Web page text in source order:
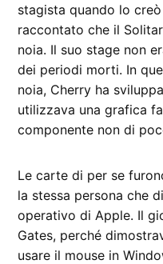
stagista quando lo creò
raccontato che il
noia. Il suo stage non
dei periodi morti. In
noia, Cherry ha
utilizzava una grafica
componente non di
Le carte di per se
la stessa persona che
operativo di Apple. Il
Gates, perché
usare il mouse in